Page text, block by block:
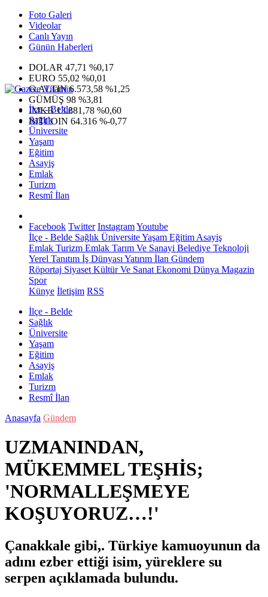
Foto Galeri
Videolar
Canlı Yayın
Günün Haberleri
DOLAR 47,71 %0,17
EURO 55,02 %0,01
G.ALTIN6.573,58 %1,25
GÜMÜŞ 98 %3,81
IMKB13.881,78 %0,60
BITCOIN 64.316 %-0,77
İlçe - Belde
Sağlık
Üniversite
Yaşam
Eğitim
Asayiş
Emlak
Turizm
Resmî İlan
Facebook Twitter InstagramYoutube
İlçe - Belde Sağlık ÜniversiteYaşam Eğitim Asayiş
Emlak Turizm Emlak Tarım Ve Sanayi Belediye Teknoloji
Yerel Tanıtım İş Dünyası Yatırım İlan Gündem
Röportaj Siyaset Kültür Ve Sanat Ekonomi Dünya Magazin
Spor
Künye İletişim RSS
İlçe - Belde
Sağlık
Üniversite
Yaşam
Eğitim
Asayiş
Emlak
Turizm
Resmî İlan
Anasayfa Gündem
UZMANINDAN,
MÜKEMMEL TEŞHİS;
'NORMALLEŞMEYE
KOŞUYORUZ…!'
Çanakkale gibi,. Türkiye kamuoyunun da
adını ezber ettiği isim, yüreklere su
serpen açıklamada bulundu.